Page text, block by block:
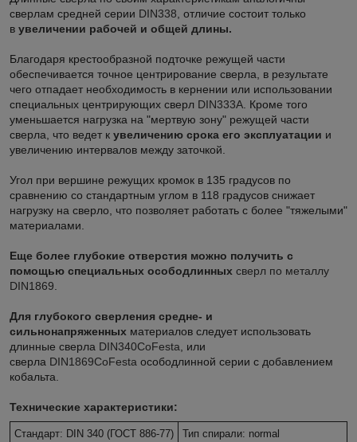
сверлам средней серии DIN338 , отличие состоит только
в увеличении рабочей и общей длины.
Благодаря крестообразной подточке режущей части
обеспечивается точное центрирование сверла, в результате
чего отпадает необходимость в кернении или использовании
специальных центрирующих сверл DIN333A . Кроме того
уменьшается нагрузка на "мертвую зону" режущей части
сверла, что ведет к увеличению срока его эксплуатации и
увеличению интервалов между заточкой.
Угол при вершине режущих кромок в 135 градусов по
сравнению со стандартным углом в 118 градусов снижает
нагрузку на сверло, что позволяет работать с более "тяжелыми"
материалами.
Еще более глубокие отверстия можно получить с
помощью специальных осободлинных сверл по металлу
DIN1869
Для глубокого сверления средне- и
сильнонапряженных материалов следует использовать
длинные сверла DIN340CoFesta , или
сверла DIN1869CoFesta осободлинной серии с добавлением
кобальта.
Технические характеристики:
Стандарт: DIN 340 (ГОСТ 886-77)
Тип спирали: normal